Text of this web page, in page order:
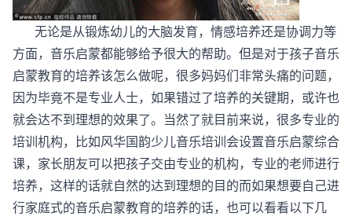
无论是从锻炼幼儿的大脑发育，情感培养还是协调力等
方面，音乐启蒙都能够给予很大的帮助。但是对于孩子音乐
启蒙教育的培养该怎么做呢，很多妈妈们非常头痛的问题，
因为毕竟不是专业人士，如果错过了培养的关键期，或许也
就会达不到理想的效果了。当然了就目前来说，很多专业的
培训机构，比如风华国韵少儿音乐培训会设置音乐启蒙综合
课，家长朋友可以把孩子交由专业的机构，专业的老师进行
培养，这样的话就自然的达到理想的目的而如果想要自己进
行家庭式的音乐启蒙教育的培养的话，也可以看看以下几